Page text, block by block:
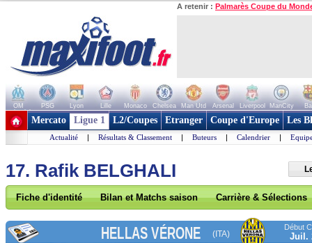
A retenir : Palmarès Coupe du
OM PSG Lyon Lille Monaco Chelsea Man Utd Arsenal Liverpool ManCity
+ de clubs
Mercato Ligue 1 L2/Coupes Etranger Coupe d'Europe Les
Actualité | Résultats & Classement | Buteurs | Calendrier |
17. Rafik BELGHALI
Fiche d'identité Bilan et Matchs saison Carrière & Sélections
HELLAS VÉRONE (ITA)
Début
Juil.